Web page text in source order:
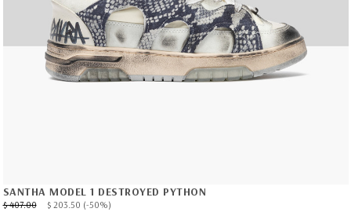
SANTHA MODEL 1 DESTROYED PYTHON
$ 407.00 $ 203.50 (-50%)